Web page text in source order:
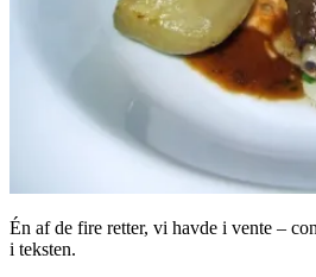
Én af de fire retter, vi havde i vente –
i teksten.